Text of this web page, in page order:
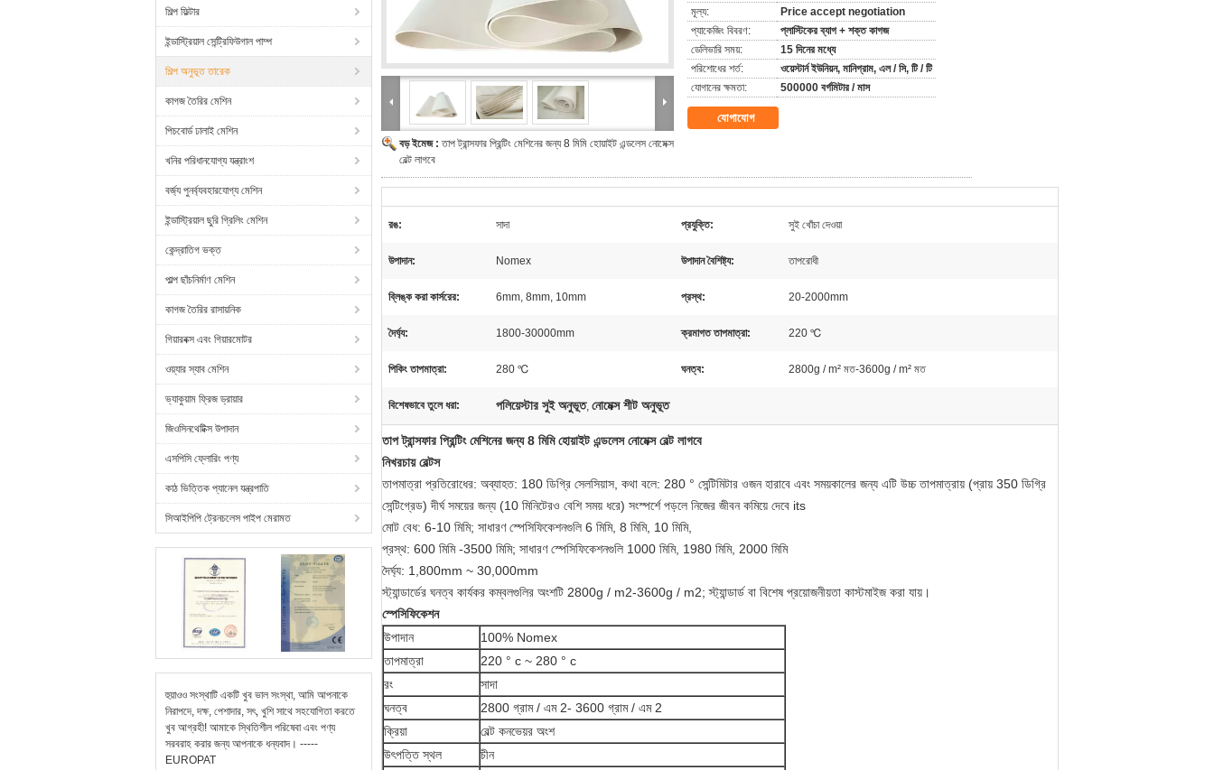
শিল্প ফিল্টার
ইন্ডাস্ট্রিয়াল সেন্ট্রিফিউগাল পাম্প
শিল্প অনুভূত তারেক
কাগজ তৈরির মেশিন
পিচবোর্ড ঢালাই মেশিন
খনির পরিধানযোগ্য যন্ত্রাংশ
বর্জ্য পুনর্ব্যবহারযোগ্য মেশিন
ইন্ডাস্ট্রিয়াল ছুরি গ্রিলিং মেশিন
কেন্দ্রাতিগ ভক্ত
পাল্প ছাঁচনির্মাণ মেশিন
কাগজ তৈরির রাসায়নিক
গিয়ারবক্স এবং গিয়ারমোটর
ওয়্যার স্যাব মেশিন
ভ্যাকুয়াম ফ্রিজ ড্রায়ার
জিওসিনথেটিক্স উপাদান
এসপিসি ফ্লোরিং পণ্য
কাঠ ভিত্তিক প্যানেল যন্ত্রপাতি
সিআইপিপি ট্রেনচলেস পাইপ মেরামত
হুয়াওও সংস্থাটি একটি খুব ভাল সংস্থা, আমি আপনাকে
নিরাপদে, দক্ষ, পেশাদার, সৎ, খুশি সাথে সহযোগিতা করতে
খুব আগ্রহী! আমাকে স্থিতিশীল পরিষেবা এবং পণ্য
সরবরাহ করার জন্য আপনাকে ধন্যবাদ। -----
EUROPAT
বড় ইমেজ :তাপ ট্রান্সফার প্রিন্টিং মেশিনের জন্য 8 মিমি হোয়াইট এন্ডলেস নোমেক্স
বেল্ট লাগবে
মূল্য:
Price accept negotiation
প্যাকেজিং বিবরণ:
প্লাস্টিকের ব্যাগ + শক্ত কাগজ
ডেলিভারি সময়:
15 দিনের মধ্যে
পরিশোধের শর্ত:
ওয়েস্টার্ন ইউনিয়ন, মানিগ্রাম, এল / সি, টি / টি
যোগানের ক্ষমতা:
500000 বর্গমিটার / মাস
যোগাযোগ
রঙ: সাদা প্রযুক্তি: সুই খোঁচা দেওয়া
উপাদান: Nomex উপাদান বৈশিষ্ট্য: তাপরোধী
ব্লিঙ্ক করা কার্সরের: 6mm, 8mm, 10mm প্রস্থ: 20-2000mm
দৈর্ঘ্য: 1800-30000mm ক্রমাগত তাপমাত্রা: 220 ℃
পিকিং তাপমাত্রা: 280 ℃ ঘনত্ব: 2800g / m² মত-3600g / m² মত
বিশেষভাবে তুলে ধরা: পলিয়েস্টার সুই অনুভূত, নোমেক্স শীট অনুভূত
তাপ ট্রান্সফার প্রিন্টিং মেশিনের জন্য 8 মিমি হোয়াইট এন্ডলেস নোমেক্স বেল্ট লাগবে
নিখরচায় বেল্টস
তাপমাত্রা প্রতিরোধের: অব্যাহত: 180 ডিগ্রি সেলসিয়াস, কথা বলে: 280 ° সেন্টিমিটার ওজন হারাবে এবং সময়কালের জন্য এটি উচ্চ তাপমাত্রায় (প্রায় 350 ডিগ্রি
সেন্টিগ্রেড) দীর্ঘ সময়ের জন্য (10 মিনিটেরও বেশি সময় ধরে) সংস্পর্শে পড়লে নিজের জীবন কমিয়ে দেবে its
মোট বেধ: 6-10 মিমি; সাধারণ স্পেসিফিকেশনগুলি 6 মিমি, 8 মিমি, 10 মিমি,
প্রস্থ: 600 মিমি -3500 মিমি; সাধারণ স্পেসিফিকেশনগুলি 1000 মিমি, 1980 মিমি, 2000 মিমি
দৈর্ঘ্য: 1,800mm ~ 30,000mm
স্ট্যান্ডার্ডের ঘনত্ব কার্যকর কম্বলগুলির অংশটি 2800g / m2-3600g / m2; স্ট্যান্ডার্ড বা বিশেষ প্রয়োজনীয়তা কাস্টমাইজ করা যায়।
স্পেসিফিকেশন
উপাদান
100% Nomex
তাপমাত্রা
220 ° c ~ 280 ° c
রং
সাদা
ঘনত্ব
2800 গ্রাম / এম 2- 3600 গ্রাম / এম 2
ক্রিয়া
বেল্ট কনভেয়র অংশ
উৎপত্তি স্থল
চীন